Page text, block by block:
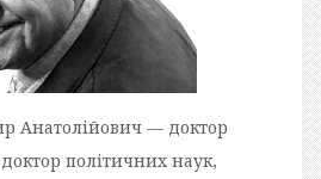
Анатолійович — доктор
політичних наук,